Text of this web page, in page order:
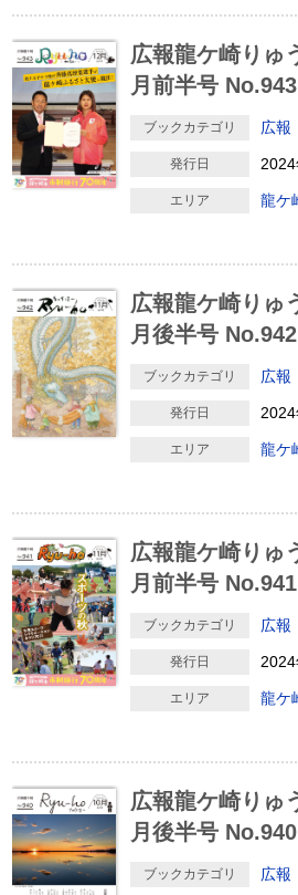
広報龍ケ崎りゅ
月前半号 No.943
ブックカテゴリ 広報
発行日
エリア 龍ケ
広報龍ケ崎りゅ
月後半号 No.942
ブックカテゴリ 広報
発行日
エリア 龍ケ
広報龍ケ崎りゅ
月前半号 No.941
ブックカテゴリ 広報
発行日
エリア 龍ケ
広報龍ケ崎りゅ
月後半号 No.940
ブックカテゴリ 広報